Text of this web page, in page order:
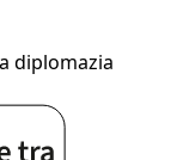
diplomazia